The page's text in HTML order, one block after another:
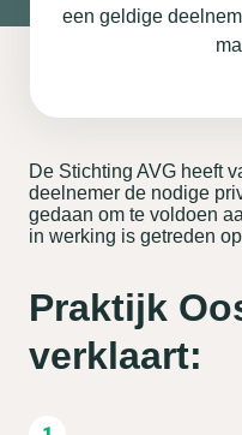
een geldige
De Stichting AVG heeft
deelnemer de nodige
gedaan om te voldoen
in werking is getreden
Praktijk
verklaart: